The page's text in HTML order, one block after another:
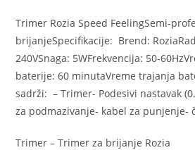
Trimer Rozia Speed FeelingSemi-
brijanjeSpecifikacije: Brend:
240VSnaga: 5WFrekvencija: 50-
baterije: 60 minutaVreme trajanja
sadrži: – Trimer- Podesivi nastavak
za podmazivanje- kabel za punjenje-
Trimer – Trimer za brijanje Rozia